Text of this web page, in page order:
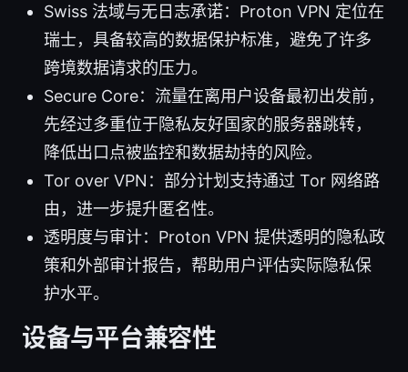
Swiss 法域与无日志承诺：Proton VPN 定位在
瑞士，具备较高的数据保护标准，避免了许多
跨境数据请求的压力。
Secure Core：流量在离用户设备最初出发前，
先经过多重位于隐私友好国家的服务器跳转，
降低出口点被监控和数据劫持的风险。
Tor over VPN：部分计划支持通过 Tor 网络路
由，进一步提升匿名性。
透明度与审计：Proton VPN 提供透明的隐私政
策和外部审计报告，帮助用户评估实际隐私保
护水平。
设备与平台兼容性